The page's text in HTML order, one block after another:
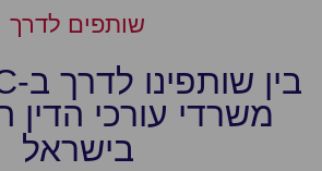
שותפים לדרך
בין שותפינו לדרך ב-ACC נמנים
משרדי עורכי הדין
בישראל